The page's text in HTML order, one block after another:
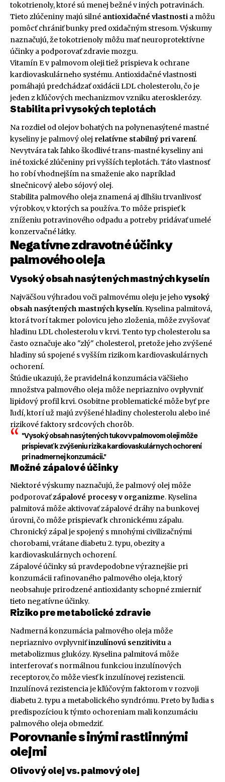
tokotrienoly, ktoré sú menej bežné v iných potravinách.
Tieto zlúčeniny majú silné antioxidačné vlastnosti a môžu
pomôcť chrániť bunky pred oxidačným stresom. Výskumy
naznačujú, že tokotrienoly môžu mať neuroprotektívne
účinky a podporovať zdravie mozgu.
Vitamín E v palmovom oleji tiež prispieva k ochrane
kardiovaskulárneho systému. Antioxidačné vlastnosti
pomáhajú predchádzať oxidácii LDL cholesterolu, čo je
jeden z kľúčových mechanizmov vzniku aterosklerózy.
Stabilita pri vysokých teplotách
Na rozdiel od olejov bohatých na polynenasýtené mastné
kyseliny je palmový olej relatívne stabilný pri varení.
Nevytvára tak ľahko škodlivé trans-mastné kyseliny ani
iné toxické zlúčeniny pri vyšších teplotách. Táto vlastnosť
ho robí vhodnejším na smaženie ako napríklad
slnečnicový alebo sójový olej.
Stabilita palmového oleja znamená aj dlhšiu trvanlivosť
výrobkov, v ktorých sa používa. To môže prispieť k
zníženiu potravinového odpadu a potreby pridávať umelé
konzervačné látky.
Negatívne zdravotné účinky
palmového oleja
Vysoký obsah nasýtených mastných kyselín
Najväčšou výhradou voči palmovému oleju je jeho vysoký
obsah nasýtených mastných kyselín. Kyselina palmitová,
ktorá tvorí takmer polovicu jeho zloženia, môže zvyšovať
hladinu LDL cholesterolu v krvi. Tento typ cholesterolu sa
často označuje ako "zlý" cholesterol, pretože jeho zvýšené
hladiny sú spojené s vyšším rizikom kardiovaskulárnych
ochorení.
Štúdie ukazujú, že pravidelná konzumácia väčšieho
množstva palmového oleja môže nepriaznivo ovplyvniť
lipidový profil krvi. Osobitne problematické môže byť pre
ľudí, ktorí už majú zvýšené hladiny cholesterolu alebo iné
rizikové faktory srdcových chorôb.
"Vysoký obsah nasýtených tukov v palmovom oleji môže
prispievať k zvýšeniu rizika kardiovaskulárnych ochorení
pri nadmernej konzumácii."
Možné zápalové účinky
Niektoré výskumy naznačujú, že palmový olej môže
podporovaťzápalové procesy v organizme. Kyselina
palmitová môže aktivovať zápalové dráhy na bunkovej
úrovni, čo môže prispievať k chronickému zápalu.
Chronický zápal je spojený s mnohými civilizačnými
chorobami, vrátane diabetu 2. typu, obezity a
kardiovaskulárnych ochorení.
Zápalové účinky sú pravdepodobne výraznejšie pri
konzumácii rafinovaného palmového oleja, ktorý
neobsahuje prirodzené antioxidanty schopné zmierniť
tieto negatívne účinky.
Riziko pre metabolické zdravie
Nadmerná konzumácia palmového oleja môže
nepriaznivo ovplyvniťinzulínovú senzitivitu a
metabolizmus glukózy. Kyselina palmitová môže
interferovať s normálnou funkciou inzulínových
receptorov, čo môže viesť k inzulínovej rezistencii.
Inzulínová rezistencia je kľúčovým faktorom v rozvoji
diabetu 2. typu a metabolického syndrómu. Preto by ľudia s
predispozíciou k týmto ochoreniam mali konzumáciu
palmového oleja obmedziť.
Porovnanie s inými rastlinnými
olejmi
Olivový olej vs. palmový olej